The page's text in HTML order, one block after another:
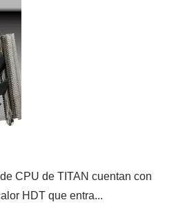
CPU de TITAN cuentan con
HDT que entra...